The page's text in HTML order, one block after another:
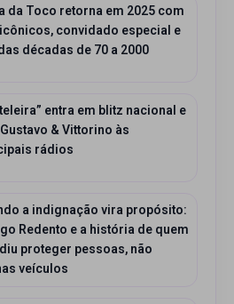
da Toco retorna em 2025 com
convidado especial e
décadas de 70 a 2000
entra em blitz nacional e
& Vittorino às
rádios
a indignação vira propósito:
Redento e a história de quem
proteger pessoas, não
veículos